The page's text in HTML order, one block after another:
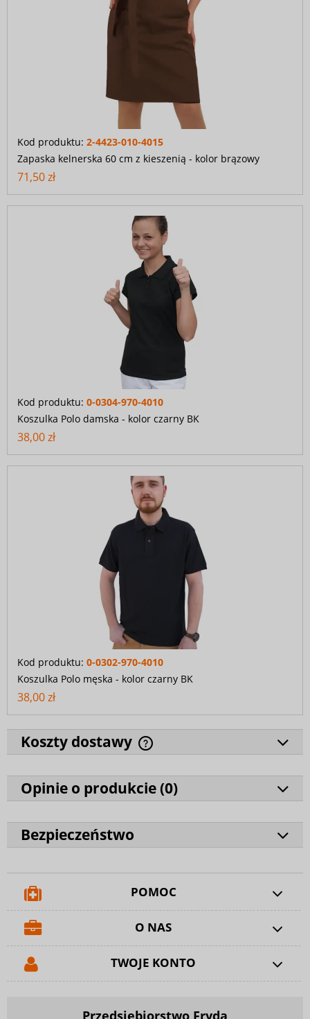
Kod produktu: 2-4423-010-4015
Zapaska kelnerska 60 cm z kieszenią - kolor brązowy
71,50 zł
Kod produktu: 0-0304-970-4010
Koszulka Polo damska - kolor czarny BK
38,00 zł
Kod produktu: 0-0302-970-4010
Koszulka Polo męska - kolor czarny BK
38,00 zł
Koszty dostawy
Opinie o produkcie (0)
Bezpieczeństwo
POMOC
O NAS
TWOJE KONTO